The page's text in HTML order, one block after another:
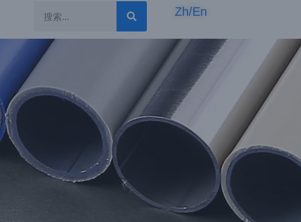
Zh/En